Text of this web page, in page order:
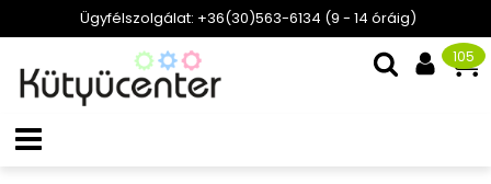
Ügyfélszolgálat: +36(30)563-6134 (9 - 14 óráig)
105